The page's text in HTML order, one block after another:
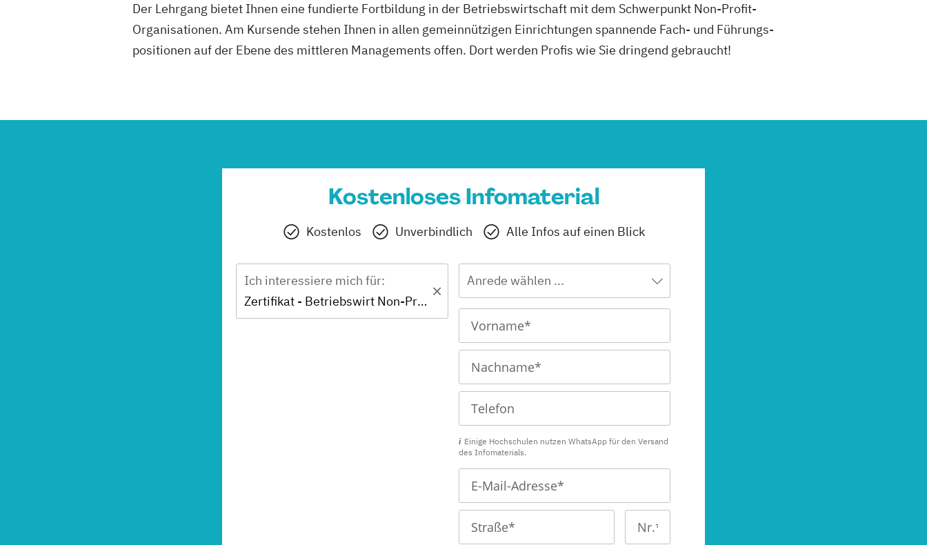
Der Lehrgang bietet Ihnen eine fundierte Fortbildung in der Betriebswirtschaft mit dem Schwerpunkt Non-Profit-
Organisationen. Am Kursende stehen Ihnen in allen gemeinnützigen Einrichtungen spannende Fach- und Führungs­
positionen auf der Ebene des mittleren Managements offen. Dort werden Profis wie Sie dringend gebraucht!
Kostenloses Infomaterial
Kostenlos Unverbindlich Alle Infos auf einen Blick
Ich interessiere mich für:
Zertifikat - Betriebswirt Non-Profit-Organisationen
Anrede wählen ...
Einige Hochschulen nutzen WhatsApp für den Versand
des Infomaterials.